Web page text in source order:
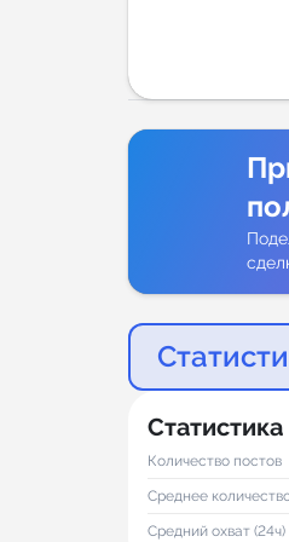
Статистика
Количество постов
Среднее
Средний охват (24ч)